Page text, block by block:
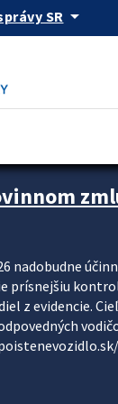
SR arrow_drop_down
nadobudne
prísnejšiu
z evidencie.